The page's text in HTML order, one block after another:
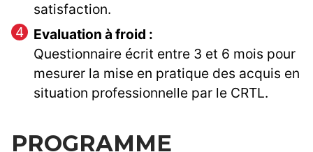
satisfaction.
Evaluation à froid :
Questionnaire écrit entre 3 et 6 mois pour
mesurer la mise en pratique des acquis en
situation professionnelle par le CRTL.
PROGRAMME